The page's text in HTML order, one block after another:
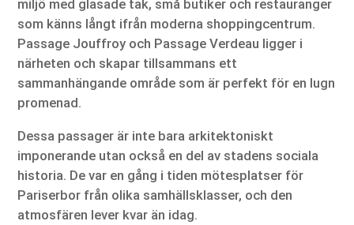
miljö med glasade tak, små butiker och restauranger
som känns långt ifrån moderna shoppingcentrum.
Passage Jouffroy och Passage Verdeau ligger i
närheten och skapar tillsammans ett
sammanhängande område som är perfekt för en lugn
promenad.
Dessa passager är inte bara arkitektoniskt
imponerande utan också en del av stadens sociala
historia. De var en gång i tiden mötesplatser för
Pariserbor från olika samhällsklasser, och den
atmosfären lever kvar än idag.